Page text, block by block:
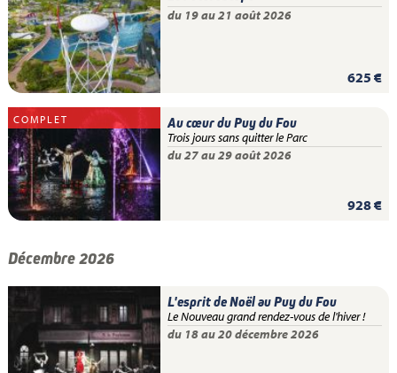
du 19 au 21 août 2026
625 €
COMPLET
Au cœur du Puy du Fou
Trois jours sans quitter le Parc
du 27 au 29 août 2026
928 €
Décembre 2026
L'esprit de Noël au Puy du Fou
Le Nouveau grand rendez-vous de l'hiver !
du 18 au 20 décembre 2026